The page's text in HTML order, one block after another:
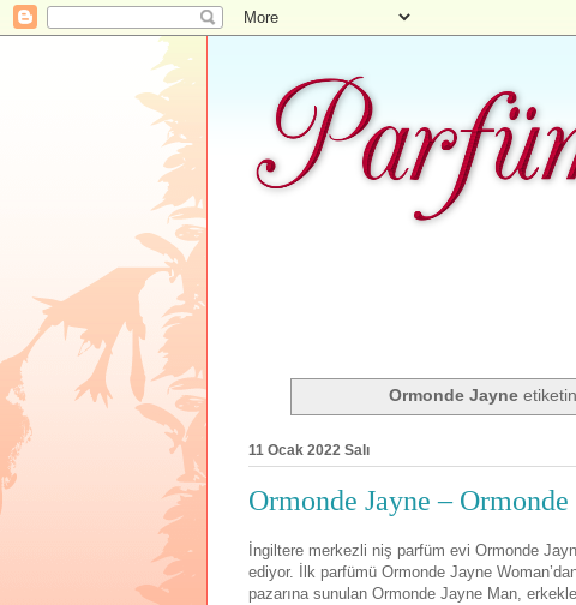
Ormonde Jayne
11 Ocak 2022 Salı
Ormonde Jayne –
İngiltere merkezli niş parfüm evi Ormonde
ediyor. İlk parfümü Ormonde Jayne
pazarına sunulan Ormonde Jayne Man,